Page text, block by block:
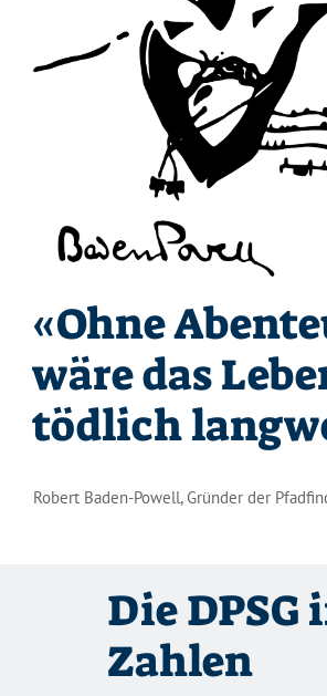
«Ohne
wäre das
tödlich
Robert Baden-Powell, Gründer der
Die DPSG
Zahlen